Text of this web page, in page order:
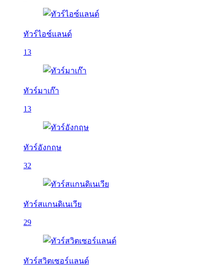
ทัวร์ไอซ์แลนด์
13
ทัวร์มาเก๊า
13
ทัวร์อังกฤษ
32
ทัวร์สแกนดิเนเวีย
29
ทัวร์สวิตเซอร์แลนด์